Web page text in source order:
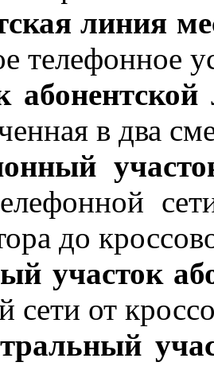
линия
телефонное
в два
до
участок
сети от